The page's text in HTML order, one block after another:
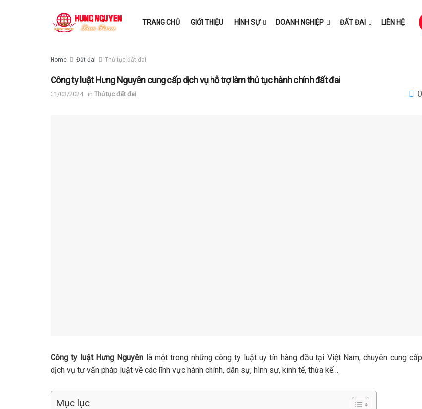
TRANG CHỦ GIỚI THIỆU HÌNH SỰ DOANH NGHIỆP ĐẤT ĐAI LIÊN HỆ
Home Đất đai Thủ tục đất đai
Công ty luật Hưng Nguyên cung cấp dịch vụ hỗ trợ làm thủ tục hành chính đất đai
31/03/2024 in Thủ tục đất đai 0
Công ty luật Hưng Nguyên là một trong những công ty luật uy tín hàng đầu tại Việt Nam, chuyên cung cấp
dịch vụ tư vấn pháp luật về các lĩnh vực hành chính, dân sự, hình sự, kinh tế, thừa kế…
Mục lục